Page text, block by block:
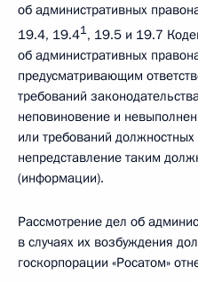
об административных
19.4, 19.41, 19.5 и 19.7
об административных
предусматривающим
требований
неповиновение и
или требований
непредставление таким
(информации).
Рассмотрение дел об
в случаях их возбуждения
госкорпорации «Росатом»